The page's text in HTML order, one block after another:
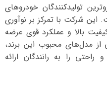
تولیدکنندگان خودروهای
شرکت با تمرکز بر نوآوری
بالا و عملکرد قوی عرضه
مدل‌های محبوب این برند،
را به رانندگان ارائه